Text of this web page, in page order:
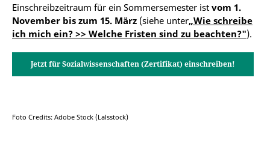
Einschreibzeitraum für ein Sommersemester ist vom 1.
November bis zum 15. März (siehe unter„Wie schreibe
ich mich ein? >> Welche Fristen sind zu beachten?").
Jetzt für Sozialwissenschaften (Zertifikat) einschreiben!
Foto Credits: Adobe Stock (Lalsstock)